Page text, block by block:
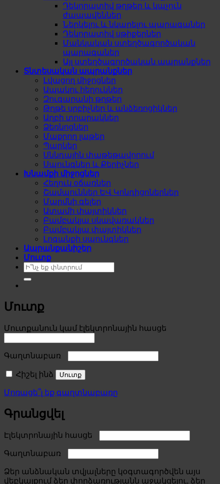
Դեկորատիվ թղթեր և կպչուն
ժապավեններ
Ներկելու և նկարելու պարագաներ
Դեկորատիվ սթիքերներ
Մանկական ստեղծագործական
պարագաներ
Այլ ստեղծագործական ապրանքներ
Տնտեսական ապրանքներ
Լվացող միջոցներ
Ապակու հեղուկներ
Զուգարանի թղթեր
Թղթե սրբիչներ և անձեռոցիկներ
Աղբի տոպրակներ
Ձեռնոցներ
Մաքրող լաթեր
Պարկեր
Սննդային փաթեթավորում
Սպունգներ և Քերիչներ
Խնամքի միջոցներ
Հեղուկ օճառներ
Շամպուններ ԵՎ Կոնդիցոներներ
Մարմնի գելեր
Ատամի փայտիկներ
Բամբակյա սկավառակներ
Բամբակյա փայտիկներ
Լոգանքի սպունգներ
Ապրանքանիշեր
Մուտք
Search
for:
Մուտք
Մուտքանուն կամ էլեկտրոնային հասցե
Գաղտնաբառ
Հիշել ինձ Մուտք
Մոռացե՞լ եք գաղտնաբառը
Գրանցվել
Էլեկտրոնային հասցե
Գաղտնաբառ
Ձեր անձնական տվյալները կօգտագործվեն այս
վեբկայքում ձեր փորձառությանն աջակցելու, ձեր